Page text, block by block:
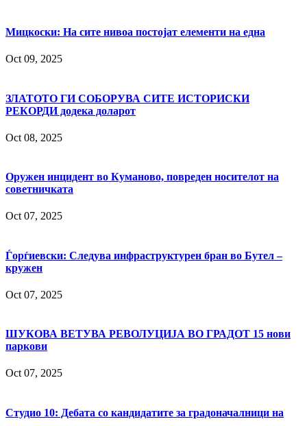
Мицкоски: На сите нивоа постојат елементи на една
Oct 09, 2025
ЗЛАТОТО ГИ СОБОРУВА СИТЕ ИСТОРИСКИ
РЕКОРДИ додека доларот
Oct 08, 2025
Оружен инцидент во Куманово, повреден носителот на
советничката
Oct 07, 2025
Ѓорѓиевски: Следува инфраструктурен бран во Бутел –
кружен
Oct 07, 2025
ШУКОВА ВЕТУВА РЕВОЛУЦИЈА ВО ГРАДОТ 15 нови
паркови
Oct 07, 2025
Студио 10: Дебата со кандидатите за градоначалници на